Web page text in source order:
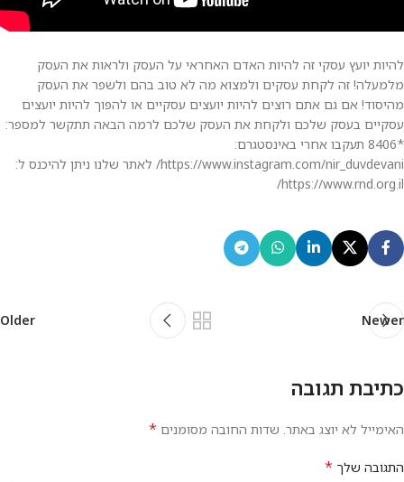
להיות יועץ עסקי זה להיות האדם האחראי על העסק ולראות את העסק
מלמעלה! זה לקחת עסקים ולמצוא מה לא טוב בהם ולשפר את העסק
מהיסוד! אם גם אתם רוצים להיות יועצים עסקיים או להפוך להיות יועצים
עסקיים בעסק שלכם ולקחת את העסק שלכם לרמה הבאה תתקשר למספר:
*8406 תעקבו אחרי באינסטגרם:
https://www.instagram.com/nir_duvdevani/ לאתר שלנו ניתן להיכנס ל:
https://www.rnd.org.il/
Newer
Older
כתיבת תגובה
האימייל לא יוצג באתר. שדות החובה מסומנים *
התגובה שלך *